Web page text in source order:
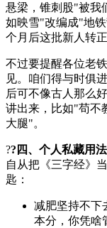
悬梁，锥刺股"被我
如映雪"改编成"地
个月后这批新人转
不过要提醒各位老
见。咱们得与时俱
后可不像古人那么
讲出来，比如"苟不
大腿"。
??四、个人私藏用
自从把《三字经》
匙：
减肥坚持不
本分，你凭啥